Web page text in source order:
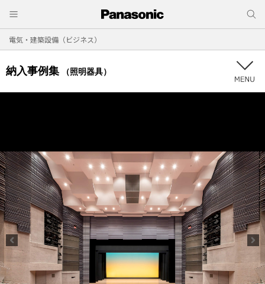
電気・建築設備（ビジネス）
納入事例集 （照明器具）